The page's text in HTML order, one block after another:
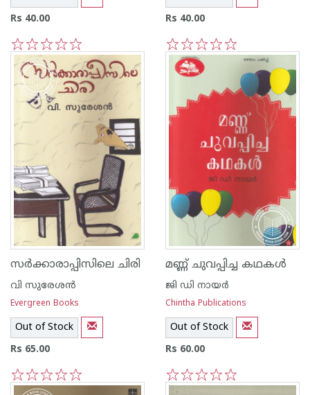
Rs 40.00
5
4
3
2
1
Rs 40.00
5
4
3
2
1
സര്‍ക്കാരാപ്പിസിലെ ചിരി
വി സുരേശന്‍
Evergreen Books
Out of Stock
Rs 65.00
5
4
3
2
1
മണ്ണ് ചുവപ്പിച്ച കഥകള്‍
ജി ഡി നായര്‍
Chintha Publications
Out of Stock
Rs 60.00
5
4
3
2
1